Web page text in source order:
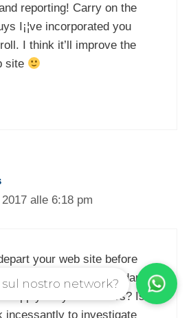
reporting! Carry on the
I¡¦ve incorporated you
I think it’ll improve the
site
alle 6:18 pm
your web site before
really enjoyed the standard
supply for your visitors? Is
incessantly to investigate
nostro network?